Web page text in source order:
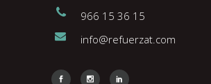
966 15 36 15
info@refuerzat.com